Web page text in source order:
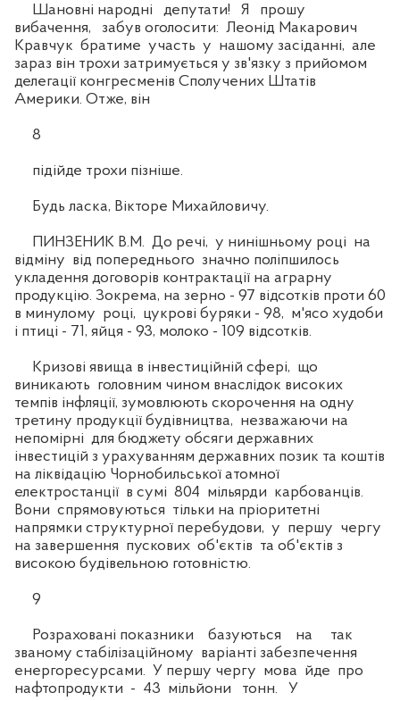
Шановні народні депутати! Я прошу
вибачення, забув оголосити: Леонід Макарович
Кравчук братиме участь у нашому засіданні, але
зараз він трохи затримується у зв'язку з прийомом
делегації конгресменів Сполучених Штатів
Америки. Отже, він
8
підійде трохи пізніше.
Будь ласка, Вікторе Михайловичу.
ПИНЗЕНИК В.М. До речі, у нинішньому році на
відміну від попереднього значно поліпшилось
укладення договорів контрактації на аграрну
продукцію. Зокрема, на зерно - 97 відсотків проти 60
в минулому році, цукрові буряки - 98, м'ясо худоби
і птиці - 71, яйця - 93, молоко - 109 відсотків.
Кризові явища в інвестиційній сфері, що
виникають головним чином внаслідок високих
темпів інфляції, зумовлюють скорочення на одну
третину продукції будівництва, незважаючи на
непомірні для бюджету обсяги державних
інвестицій з урахуванням державних позик та коштів
на ліквідацію Чорнобильської атомної
електростанції в сумі 804 мільярди карбованців.
Вони спрямовуються тільки на пріоритетні
напрямки структурної перебудови, у першу чергу
на завершення пускових об'єктів та об'єктів з
високою будівельною готовністю.
9
Розраховані показники базуються на так
званому стабілізаційному варіанті забезпечення
енергоресурсами. У першу чергу мова йде про
нафтопродукти - 43 мільйони тонн. У